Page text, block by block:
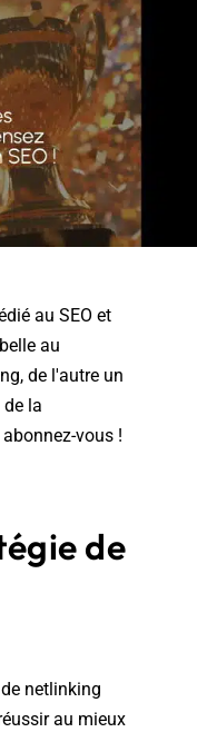
au SEO et
au
de l'autre un
la
vous !
de
netlinking
au mieux